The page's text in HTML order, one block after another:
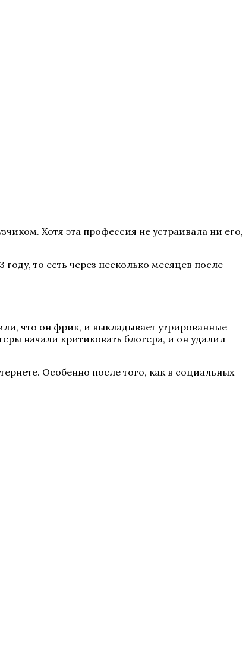
Хотя эта профессия не устраивала ни его,
то есть через несколько месяцев после
что он фрик, и выкладывает утрированные
начали критиковать блогера, и он удалил
Особенно после того, как в социальных